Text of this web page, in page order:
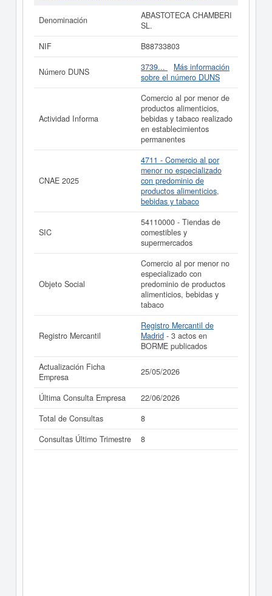
menor no especializado con predominio de productos
alimenticios, bebidas y tabaco. En la clasificación SIC,
el número 54110000. Esta empresa se ha consultado en
el 22/06/2026. Esta compañia puede solicitar alguna
subvención y para informarse de cuales son, puede
hacerlo en esta misma web. Su patrimonio social de la
compañia está entre el rango de 0 a 3.100 €. Esta
empresa ha publicado 3 actos en el BORME y se dió de
alta en el Registro Mercantil de Madrid.
Si está interesado en conocer más datos de la empresa
ABASTOTECA CHAMBERI SL. puede
inmediatamente a este Informe ampliado
de
ABASTOTECA CHAMBERI SL.
La última actualización del informe de empresa se ha
realizado el 25/05/2026.
Denominación
ABASTOTECA CHAMBERI
SL.
NIF
B88733803
Número DUNS 3739...
Más información
sobre el número DUNS
Actividad Informa
Comercio al por menor de
productos alimenticios,
bebidas y tabaco realizado
en establecimientos
permanentes
CNAE 2025
4711 - Comercio al por
menor no especializado
con predominio de
productos alimenticios,
bebidas y tabaco
SIC
54110000 - Tiendas de
comestibles y
supermercados
Objeto Social
Comercio al por menor no
especializado con
predominio de productos
alimenticios, bebidas y
tabaco
Registro Mercantil
Registro Mercantil de
Madrid - 3 actos en
BORME publicados
Actualización Ficha
Empresa
25/05/2026
Última Consulta Empresa
22/06/2026
Total de Consultas
8
Consultas Último Trimestre
8